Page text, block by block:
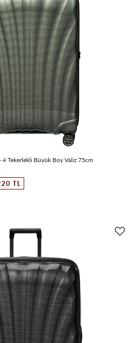
4 Tekerlekli Büyük Boy Valiz 75cm
TL